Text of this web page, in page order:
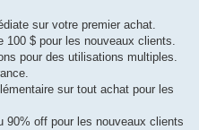
sur votre premier achat.
100 $ pour les nouveaux clients.
pour des utilisations multiples.
sur tout achat pour les
90% off pour les nouveaux clients